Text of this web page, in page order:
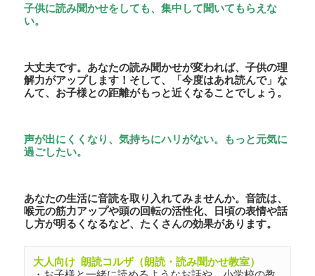
子供に読み聞かせをしても、集中して聞いてもらえな
い。
大丈夫です。あなたの読み聞かせが変われば、子供の理
解力がアップします！そして、「今度はあれ読んで」な
んて、お子様との距離がもっと近くなることでしょう。
声が出にくくなり、気持ちにハリがない。 もっと元気に
過ごしたい。
あなたの生活に音読を取り入れてみませんか。音読は、
喉元の筋力アップや頭の回転の活性化、日頃の表情や話
し方が明るくなるなど、たくさんの効果があります。
大人向け 朗読コルザ（朗読・読み聞かせ教室）